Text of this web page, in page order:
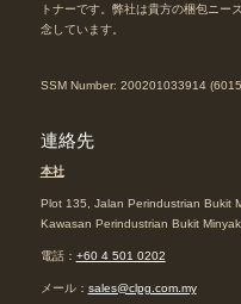
トナーです。弊社は貴方の梱包ニー
念しています。
SSM Number: 200201033914
連絡先
本社
Plot 135, Jalan Perindustrian Bukit
Kawasan Perindustrian Bukit
電話： +60 4 501 0202
メール： sales@clpg.com.my